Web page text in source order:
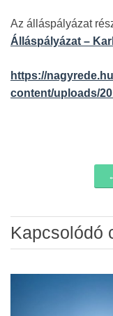
Az álláspályázat
Álláspályázat –
https://
content/uploads/
Kapcsolódó
Álláspályázat –